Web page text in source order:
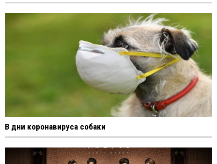
В дни коронавируса собаки